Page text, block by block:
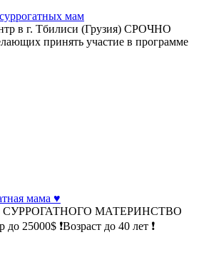
мам
в г. Тбилиси (Грузия) СРОЧНО
принять участие в программе
мама ♥️
СУРРОГАТНОГО МАТЕРИНСТВО
25000$ ❗Возраст до 40 лет ❗